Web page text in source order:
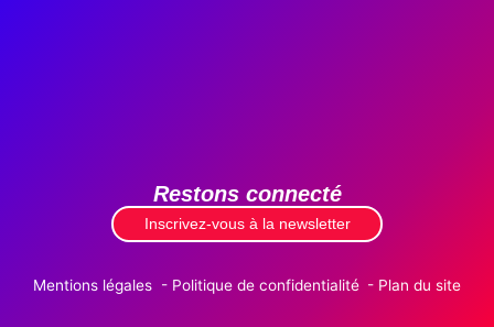
Restons connecté
Inscrivez-vous à la newsletter
Mentions légales Politique de confidentialité Plan du site